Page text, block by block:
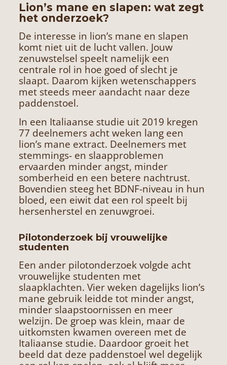
Lion’s mane en slapen: wat zegt
het onderzoek?
De interesse in lion’s mane en slapen
komt niet uit de lucht vallen. Jouw
zenuwstelsel speelt namelijk een
centrale rol in hoe goed of slecht je
slaapt. Daarom kijken wetenschappers
met steeds meer aandacht naar deze
paddenstoel.
In een Italiaanse studie uit 2019 kregen
77 deelnemers acht weken lang een
lion’s mane extract. Deelnemers met
stemmings- en slaapproblemen
ervaarden minder angst, minder
somberheid en een betere nachtrust.
Bovendien steeg het BDNF-niveau in hun
bloed, een eiwit dat een rol speelt bij
hersenherstel en zenuwgroei.
Pilotonderzoek bij vrouwelijke
studenten
Een ander pilotonderzoek volgde acht
vrouwelijke studenten met
slaapklachten. Vier weken dagelijks lion’s
mane gebruik leidde tot minder angst,
minder slaapstoornissen en meer
welzijn. De groep was klein, maar de
uitkomsten kwamen overeen met de
Italiaanse studie. Daardoor groeit het
beeld dat deze paddenstoel wel degelijk